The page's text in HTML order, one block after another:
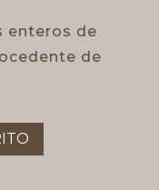
enteros de
de